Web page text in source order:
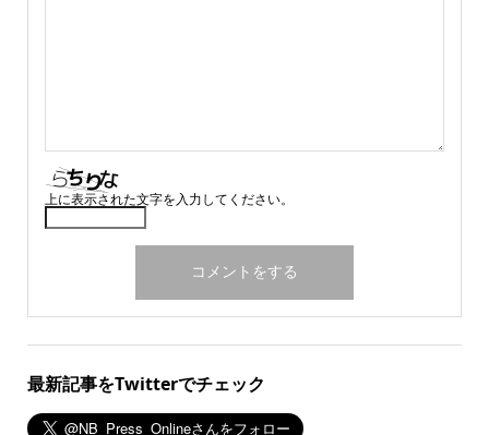
上に表示された文字を入力してください。
最新記事をTwitterでチェック